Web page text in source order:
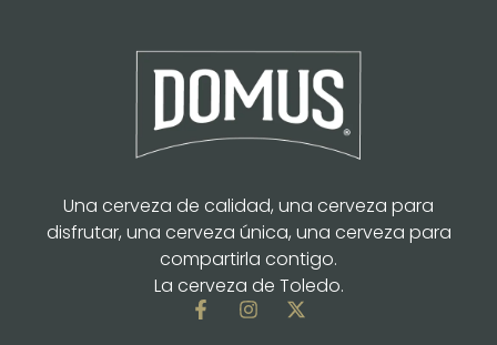
Una cerveza de calidad, una cerveza para
disfrutar, una cerveza única, una cerveza para
compartirla contigo.
La cerveza de Toledo.